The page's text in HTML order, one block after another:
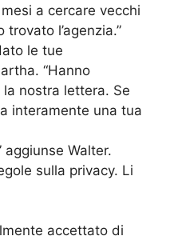
a cercare vecchi
l’agenzia.”
le tue
“Hanno
nostra lettera. Se
interamente una tua
aggiunse Walter.
sulla privacy. Li
accettato di